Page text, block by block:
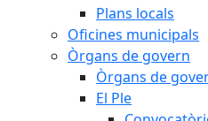
Plans locals
Oficines municipals
Òrgans de govern
Òrgans de
El Ple